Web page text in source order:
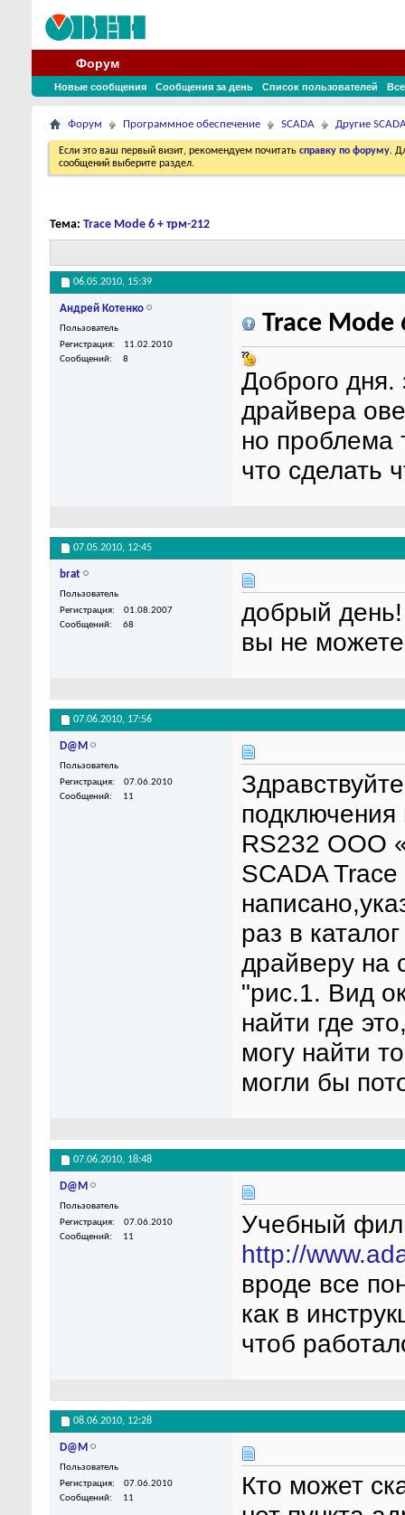
Форум
Новые сообщения Сообщения за день Список пользователей
Форум Программное обеспечение SCADA Другие
Если это ваш первый визит, рекомендуем почитать справку по форуму.
сообщений выберите раздел.
Тема: Trace Mode 6 + трм-212
06.05.2010, 15:39
Андрей Котенко
Пользователь
Регистрация
11.02.2010
Сообщений
8
Trace Mode
Доброго дня.
драйвера
но
что сделать
07.05.2010, 12:45
brat
Пользователь
Регистрация
01.08.2007
Сообщений
68
добрый день!
вы не
07.06.2010, 17:56
D@M
Пользователь
Регистрация
07.06.2010
Сообщений
11
RS232 ООО
SCADA
раз в
драйверу на
"рис.1. Вид
найти где
могу найти
могли бы
07.06.2010, 18:48
D@M
Пользователь
Регистрация
07.06.2010
Сообщений
11
Учебный
http://
вроде все
как в
чтоб
08.06.2010, 12:28
D@M
Пользователь
Регистрация
07.06.2010
Сообщений
11
Кто может